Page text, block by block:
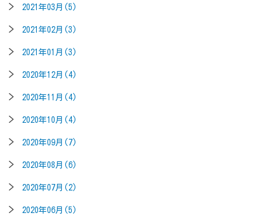
2021年03月(5)
2021年02月(3)
2021年01月(3)
2020年12月(4)
2020年11月(4)
2020年10月(4)
2020年09月(7)
2020年08月(6)
2020年07月(2)
2020年06月(5)